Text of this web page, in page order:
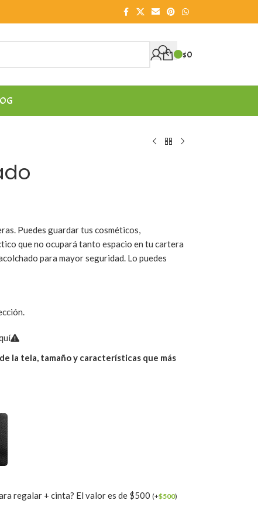
$0
Puedes guardar tus cosméticos,
que no ocupará tanto espacio en tu cartera
para mayor seguridad. Lo puedes
la tela, tamaño y características que más
regalar + cinta? El valor es de $500 (+$500)